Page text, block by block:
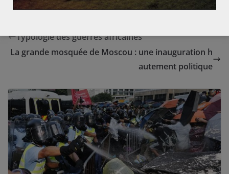
Typologie des guerres africaines
La grande mosquée de Moscou : une inauguration h
autement politique